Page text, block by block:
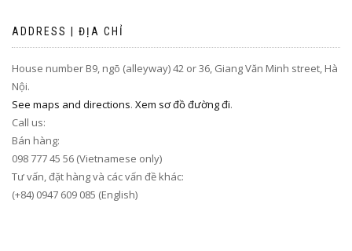
ADDRESS | ĐỊA CHỈ
House number B9, ngõ (alleyway) 42 or 36, Giang Văn Minh street, Hà
Nội.
See maps and directions. Xem sơ đồ đường đi.
Call us:
Bán hàng:
098 777 45 56 (Vietnamese only)
Tư vấn, đặt hàng và các vấn đề khác:
(+84) 0947 609 085 (English)